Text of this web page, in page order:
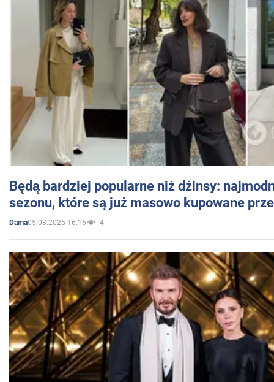
Będą bardziej popularne niż dżinsy:
sezonu, które są już masowo kupowane
Dama05.03.2025 16:16 4